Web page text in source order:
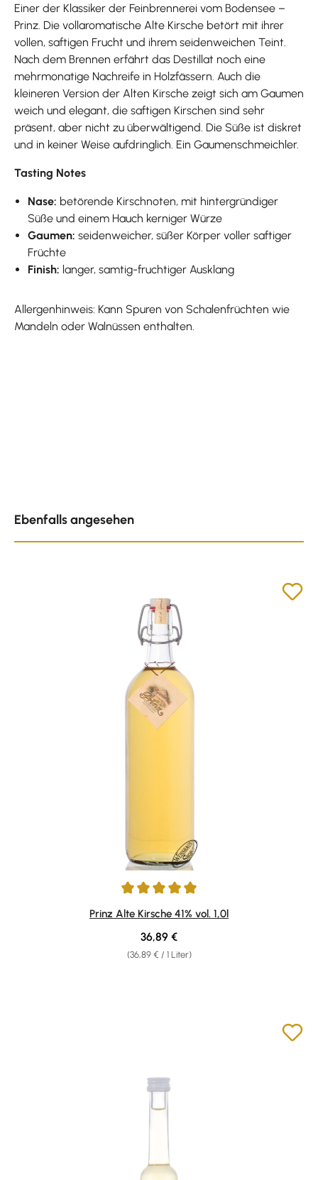
Einer der Klassiker der Feinbrennerei vom Bodensee –
Prinz. Die vollaromatische Alte Kirsche betört mit ihrer
vollen, saftigen Frucht und ihrem seidenweichen Teint.
Nach dem Brennen erfährt das Destillat noch eine
mehrmonatige Nachreife in Holzfässern. Auch die
kleineren Version der Alten Kirsche zeigt sich am Gaumen
weich und elegant, die saftigen Kirschen sind sehr
präsent, aber nicht zu überwältigend. Die Süße ist diskret
und in keiner Weise aufdringlich. Ein Gaumenschmeichler.
Tasting Notes
Nase: betörende Kirschnoten, mit hintergründiger
Süße und einem Hauch kerniger Würze
Gaumen: seidenweicher, süßer Körper voller saftiger
Früchte
Finish: langer, samtig-fruchtiger Ausklang
Allergenhinweis: Kann Spuren von Schalenfrüchten wie
Mandeln oder Walnüssen enthalten.
Ebenfalls angesehen
Durchschnittliche Bewertung von 4.92 von 5 Sternen
Prinz Alte Kirsche 41% vol. 1,0l
(36,89 € / 1 Liter)
Regulärer Preis:
36,89 €